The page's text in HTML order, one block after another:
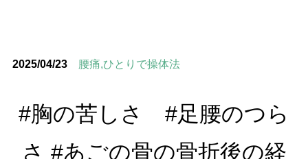
2025/04/23 腰痛,ひとりで操体法
#胸の苦しさ #足腰のつら
さ #あごの骨の骨折後の経